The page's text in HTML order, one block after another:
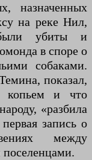
назначенных
на реке Нил,
убиты и
в споре о
собаками.
показал,
копьем и что
«разбила
запись о
между